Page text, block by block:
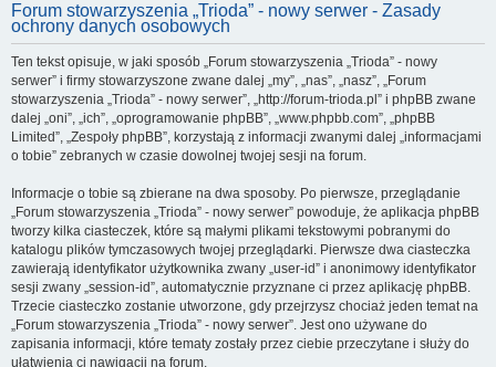
Forum stowarzyszenia „Trioda” - nowy serwer - Zasady
ochrony danych osobowych
Ten tekst opisuje, w jaki sposób „Forum stowarzyszenia „Trioda” - nowy
serwer” i firmy stowarzyszone zwane dalej „my”, „nas”, „nasz”, „Forum
stowarzyszenia „Trioda” - nowy serwer”, „http://forum-trioda.pl” i phpBB zwane
dalej „oni”, „ich”, „oprogramowanie phpBB”, „www.phpbb.com”, „phpBB
Limited”, „Zespoły phpBB”, korzystają z informacji zwanymi dalej „informacjami
o tobie” zebranych w czasie dowolnej twojej sesji na forum.
Informacje o tobie są zbierane na dwa sposoby. Po pierwsze, przeglądanie
„Forum stowarzyszenia „Trioda” - nowy serwer” powoduje, że aplikacja phpBB
tworzy kilka ciasteczek, które są małymi plikami tekstowymi pobranymi do
katalogu plików tymczasowych twojej przeglądarki. Pierwsze dwa ciasteczka
zawierają identyfikator użytkownika zwany „user-id” i anonimowy identyfikator
sesji zwany „session-id”, automatycznie przyznane ci przez aplikację phpBB.
Trzecie ciasteczko zostanie utworzone, gdy przejrzysz chociaż jeden temat na
„Forum stowarzyszenia „Trioda” - nowy serwer”. Jest ono używane do
zapisania informacji, które tematy zostały przez ciebie przeczytane i służy do
ułatwienia ci nawigacji na forum.